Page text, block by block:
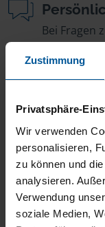
Zustimmung
Privatsphäre-
Wir verwenden
personalisieren,
zu können und
analysieren.
Verwendung
soziale Medien,
Bei Fragen
immer für
Fairer
jährlichen